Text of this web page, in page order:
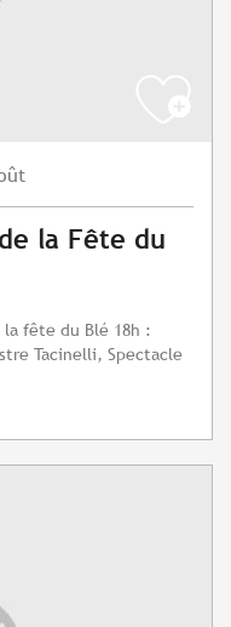
la Fête du
fête du Blé 18h :
Tacinelli, Spectacle